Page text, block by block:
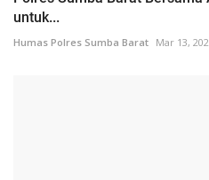
untuk...
Humas Polres Sumba Barat Mar 13,